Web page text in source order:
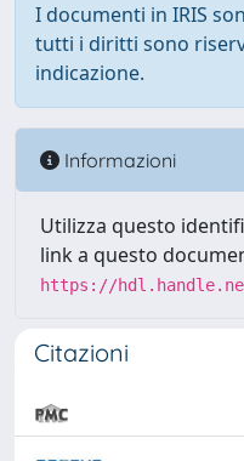
I documenti in IRIS
tutti i diritti sono
indicazione.
Informazioni
Utilizza questo
link a questo
https://
Citazioni